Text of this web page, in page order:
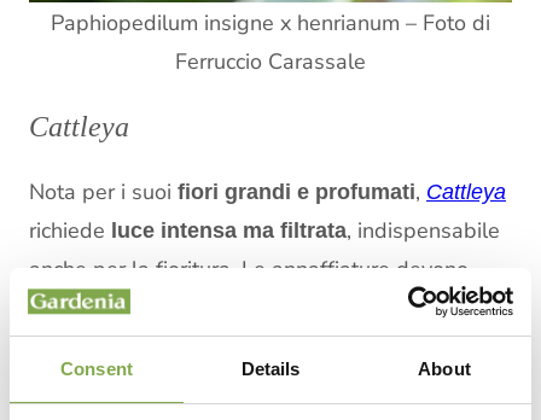
Consent Details About
Paphiopedilum insigne x henrianum – Foto di
Ferruccio Carassale
Cattleya
Nota per i suoi fiori grandi e profumati, Cattleya
richiede luce intensa ma filtrata, indispensabile
anche per la fioritura. Le annaffiature devono
essere regolari durante la crescita e dopo la
fioritura è necessario un periodo di riposo con
riduzione dell’acqua.